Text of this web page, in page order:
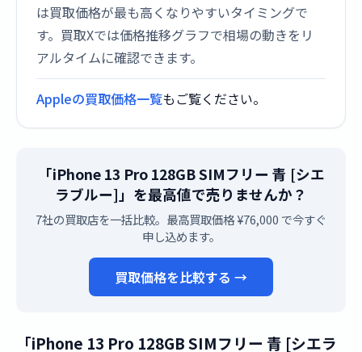
は買取価格が最も高くなりやすいタイミングで
す。買取Xでは価格推移グラフで相場の動きをリ
アルタイムに確認できます。
Appleの買取価格一覧もご覧ください。
「iPhone 13 Pro 128GB SIMフリー 青 [シエ
ラブルー]」を最高値で売りませんか？
7社の買取店を一括比較。最高買取価格 ¥76,000 で今すぐ
申し込めます。
買取価格を比較する →
「iPhone 13 Pro 128GB SIMフリー 青 [シエラ